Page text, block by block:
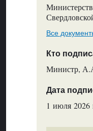
Все
Кто
Министр,
Дата
1 июля 2026